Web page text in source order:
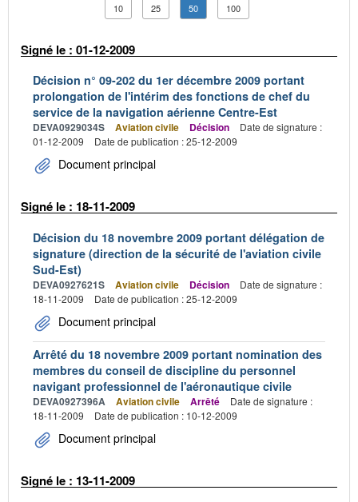
10 25 50 100
Signé le : 01-12-2009
Décision n° 09-202 du 1er décembre 2009 portant
prolongation de l'intérim des fonctions de chef du
service de la navigation aérienne Centre-Est
DEVA0929034S Aviation civile Décision
Date de signature :
01-12-2009
Date de publication : 25-12-2009
Document principal
Signé le : 18-11-2009
Décision du 18 novembre 2009 portant délégation de
signature (direction de la sécurité de l'aviation civile
Sud-Est)
DEVA0927621S Aviation civile Décision
Date de signature :
18-11-2009
Date de publication : 25-12-2009
Document principal
Arrêté du 18 novembre 2009 portant nomination des
membres du conseil de discipline du personnel
navigant professionnel de l'aéronautique civile
DEVA0927396A Aviation civile Arrêté
Date de signature :
18-11-2009
Date de publication : 10-12-2009
Document principal
Signé le : 13-11-2009